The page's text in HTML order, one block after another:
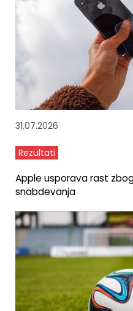
31.07.2026
Rezultati
Apple usporava rast
snabdevanja